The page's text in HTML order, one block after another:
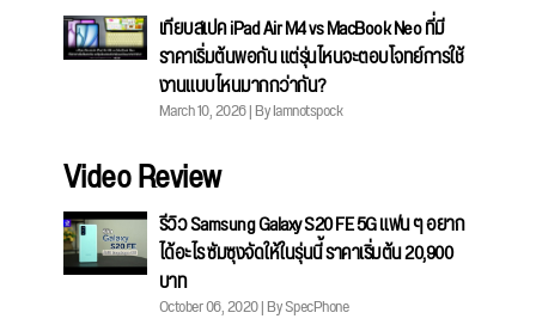
เทียบสเปค iPad Air M4 vs MacBook Neo ที่มี
ราคาเริ่มต้นพอกัน แต่รุ่นไหนจะตอบโจทย์การใช้
งานแบบไหนมากกว่ากัน?
March 10, 2026 | By Iamnotspock
Video Review
รีวิว Samsung Galaxy S20 FE 5G แฟน ๆ อยาก
ได้อะไร ซัมซุงจัดให้ในรุ่นนี้ ราคาเริ่มต้น 20,900
บาท
October 06, 2020 | By SpecPhone